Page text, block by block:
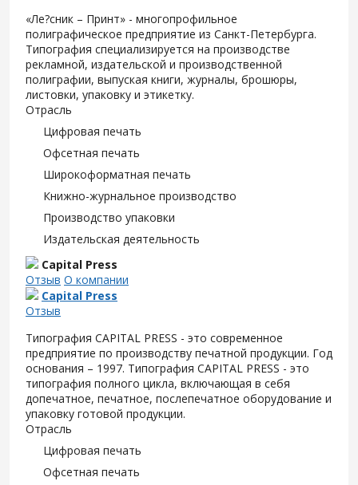
«Ле?сник – Принт» - многопрофильное
полиграфическое предприятие из Санкт-Петербурга.
Типография специализируется на производстве
рекламной, издательской и производственной
полиграфии, выпуская книги, журналы, брошюры,
листовки, упаковку и этикетку.
Отрасль
Цифровая печать
Офсетная печать
Широкоформатная печать
Книжно-журнальное производство
Производство упаковки
Издательская деятельность
Capital Press
Отзыв О компании
Capital Press
Отзыв
Типография CAPITAL PRESS - это современное
предприятие по производству печатной продукции. Год
основания – 1997. Типография CAPITAL PRESS - это
типография полного цикла, включающая в себя
допечатное, печатное, послепечатное оборудование и
упаковку готовой продукции.
Отрасль
Цифровая печать
Офсетная печать